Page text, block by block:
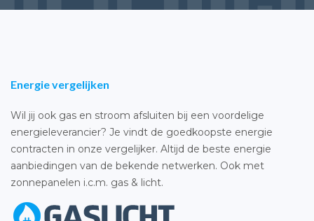
Energie vergelijken
Wil jij ook gas en stroom afsluiten bij een voordelige
energieleverancier? Je vindt de goedkoopste energie
contracten in onze vergelijker. Altijd de beste energie
aanbiedingen van de bekende netwerken. Ook met
zonnepanelen i.c.m. gas & licht.